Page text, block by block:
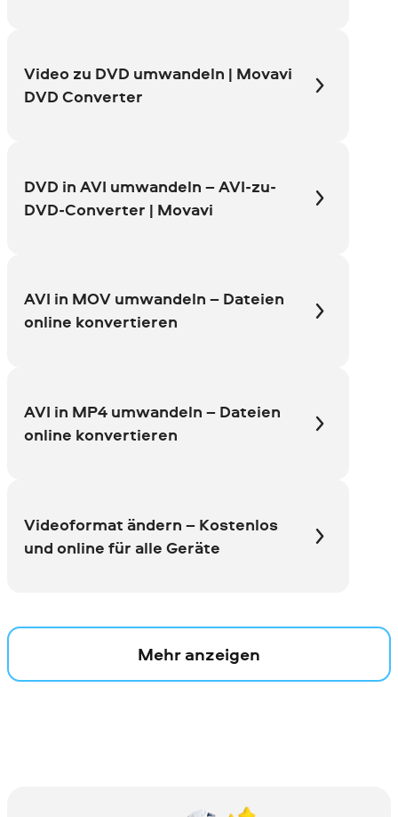
Video zu DVD umwandeln | Movavi
DVD Converter
DVD in AVI umwandeln – AVI-zu-
DVD-Converter | Movavi
AVI in MOV umwandeln – Dateien
online konvertieren
AVI in MP4 umwandeln – Dateien
online konvertieren
Videoformat ändern – Kostenlos
und online für alle Geräte
Mehr anzeigen